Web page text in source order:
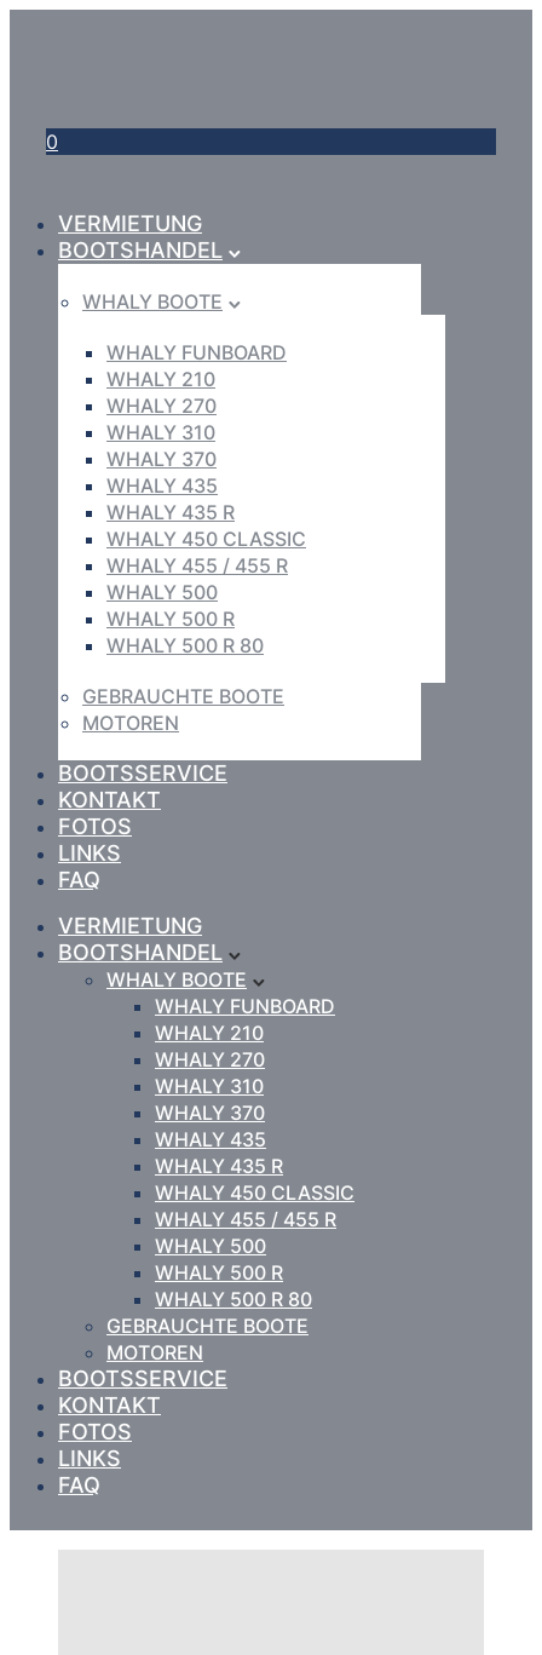
0
VERMIETUNG
BOOTSHANDEL
WHALY BOOTE
WHALY FUNBOARD
WHALY 210
WHALY 270
WHALY 310
WHALY 370
WHALY 435
WHALY 435 R
WHALY 450 CLASSIC
WHALY 455 / 455 R
WHALY 500
WHALY 500 R
WHALY 500 R 80
GEBRAUCHTE BOOTE
MOTOREN
BOOTSSERVICE
KONTAKT
FOTOS
LINKS
FAQ
VERMIETUNG
BOOTSHANDEL
WHALY BOOTE
WHALY FUNBOARD
WHALY 210
WHALY 270
WHALY 310
WHALY 370
WHALY 435
WHALY 435 R
WHALY 450 CLASSIC
WHALY 455 / 455 R
WHALY 500
WHALY 500 R
WHALY 500 R 80
GEBRAUCHTE BOOTE
MOTOREN
BOOTSSERVICE
KONTAKT
FOTOS
LINKS
FAQ